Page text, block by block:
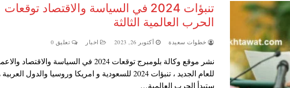
تنبؤات 2024 في السياسة والاقتصاد توقعات
الحرب العالمية الثالثة
خطوات سعيدة أكتوبر 26, 2023 اخبار تعليق 0
نشر موقع وكالة بلومبرج توقعات 2024 في السياسة والاقتصاد
للعام الجديد ، تنبؤات 2024 للسعودية و امريكا وروسيا والدول
ستبدأ الحرب العالمية…